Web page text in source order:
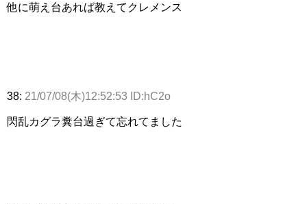
他に萌え台あれば教えてクレメンス
38: 21/07/08(木)12:52:53 ID:hC2o
閃乱カグラ糞台過ぎて忘れてました